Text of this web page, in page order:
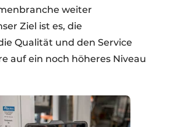
weiter
Ziel ist es, die
Qualität und den Service
auf ein noch höheres Niveau